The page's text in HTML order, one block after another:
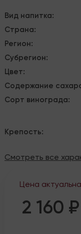
Вид напитка:
Страна:
Регион:
Субрегион:
Цвет:
Содержание
Сорт винограда:
Крепость:
Смотреть все
Цена
2 160 ₽